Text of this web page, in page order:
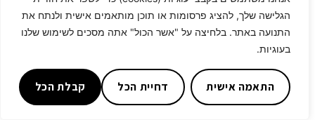
הגלישה שלך, להציג פרסומות או תוכן מותאמים אישית ולנתח את
התנועה באתר. בלחיצה על "אשר הכול" אתה מסכים לשימוש שלנו
בעוגיות.
התאמה אישית דחיית הכל קבלת הכל